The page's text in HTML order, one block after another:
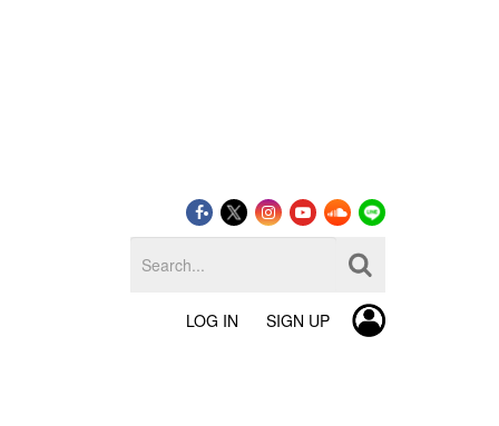
LOG IN SIGN UP